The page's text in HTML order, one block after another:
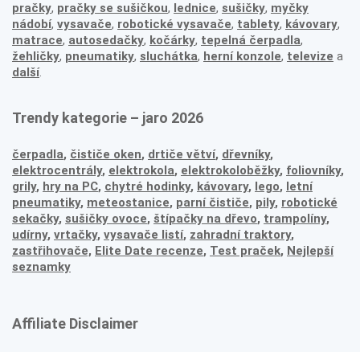
pračky, pračky se sušičkou, lednice, sušičky, myčky
nádobí, vysavače, robotické vysavače, tablety, kávovary,
matrace, autosedačky, kočárky, tepelná čerpadla,
žehličky, pneumatiky, sluchátka, herní konzole, televize a
další.
Trendy kategorie – jaro 2026
čerpadla, čističe oken, drtiče větví, dřevníky,
elektrocentrály, elektrokola, elektrokoloběžky, foliovníky,
grily, hry na PC, chytré hodinky, kávovary, lego, letní
pneumatiky, meteostanice, parní čističe, pily, robotické
sekačky, sušičky ovoce, štípačky na dřevo, trampolíny,
udírny, vrtačky, vysavače listí, zahradní traktory,
zastřihovače, Elite Date recenze, Test praček, Nejlepší
seznamky
Affiliate Disclaimer